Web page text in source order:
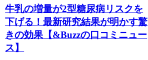
牛乳の増量が2型糖尿病リスクを
下げる！最新研究結果が明かす驚
きの効果【&Buzzの口コミニュー
ス】